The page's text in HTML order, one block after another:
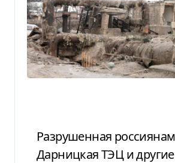
Разрушенная россиянами
Дарницкая ТЭЦ и другие